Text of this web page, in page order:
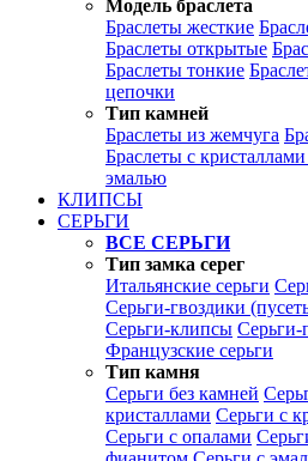
Модель браслета
Браслеты жесткие
Браслеты открытые
Браслеты тонкие
цепочки
Тип камней
Браслеты из жемчуга
Браслеты с
эмалью
КЛИПСЫ
СЕРЬГИ
ВСЕ СЕРЬГИ
Тип замка серег
Итальянские серьги
Серьги-гвоздики
Серьги-клипсы Серьги-
Французские серьги
Тип камня
Серьги без камней
кристаллами Серьги с
Серьги с опалами